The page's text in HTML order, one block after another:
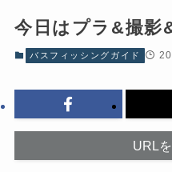
今日はプラ&撮影
バスフィッシングガイド
URL